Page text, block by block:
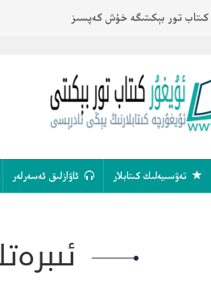
كىتاب تور بېكىتىگە خۇش كەپسىز
تەۋسىيەلىك كىتابلار ئاۋازلىق ئەسەرلەر